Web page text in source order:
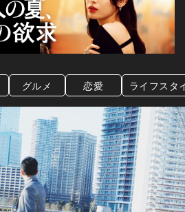
グルメ 恋愛 ライフスタ